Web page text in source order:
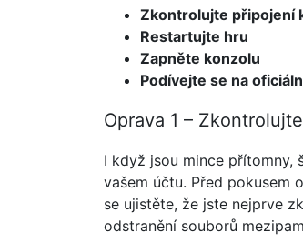
Zkontrolujte připojení
Restartujte hru
Zapněte konzolu
Podívejte se na
Oprava 1 –
I když jsou mince přítomny,
vašem účtu. Před pokusem
se ujistěte, že jste nejprve
odstranění souborů